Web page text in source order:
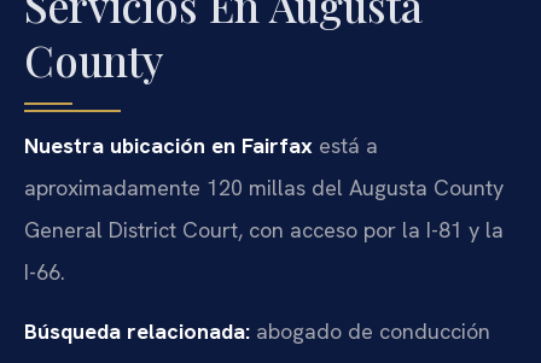
County
Nuestra ubicación en Fairfax está a
aproximadamente 120 millas del Augusta County
General District Court, con acceso por la I-81 y la
I-66.
Búsqueda relacionada: abogado de conducción